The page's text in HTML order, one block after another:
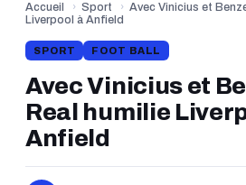
Accueil › Sport › Avec Vinicius et
Liverpool à Anfield
SPORT FOOT BALL
Avec Vinicius et
Real humilie
Anfield